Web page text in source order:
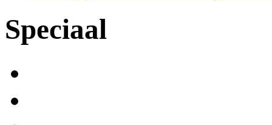
Speciaal